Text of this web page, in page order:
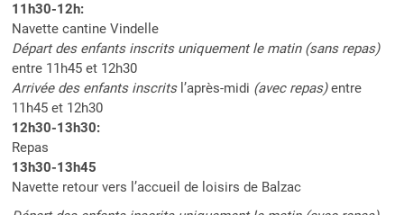
11h30-12h:
Navette cantine Vindelle
Départ des enfants inscrits uniquement le matin (sans repas)
entre 11h45 et 12h30
Arrivée des enfants inscrits l’après-midi (avec repas)entre
11h45 et 12h30
12h30-13h30:
Repas
13h30-13h45
Navette retour vers l’accueil de loisirs de Balzac